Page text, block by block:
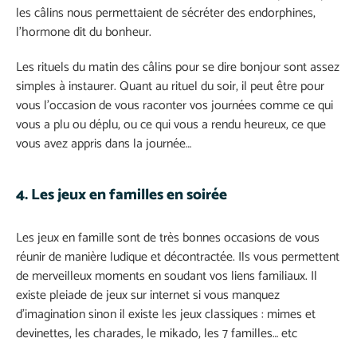
les câlins nous permettaient de sécréter des endorphines,
l’hormone dit du bonheur.
Les rituels du matin des câlins pour se dire bonjour sont assez
simples à instaurer. Quant au rituel du soir, il peut être pour
vous l’occasion de vous raconter vos journées comme ce qui
vous a plu ou déplu, ou ce qui vous a rendu heureux, ce que
vous avez appris dans la journée…
4. Les jeux en familles en soirée
Les jeux en famille sont de très bonnes occasions de vous
réunir de manière ludique et décontractée. Ils vous permettent
de merveilleux moments en soudant vos liens familiaux. Il
existe pleiade de jeux sur internet si vous manquez
d’imagination sinon il existe les jeux classiques : mimes et
devinettes, les charades, le mikado, les 7 familles… etc